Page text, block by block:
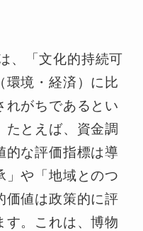
、「文化的持続可
環境・経済）に比
れがちであるとい
たとえば、資金調
的な評価指標は導
」や「地域とのつ
価値は政策的に評
す。これは、博物